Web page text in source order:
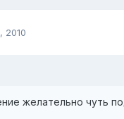
2010
желательно чуть